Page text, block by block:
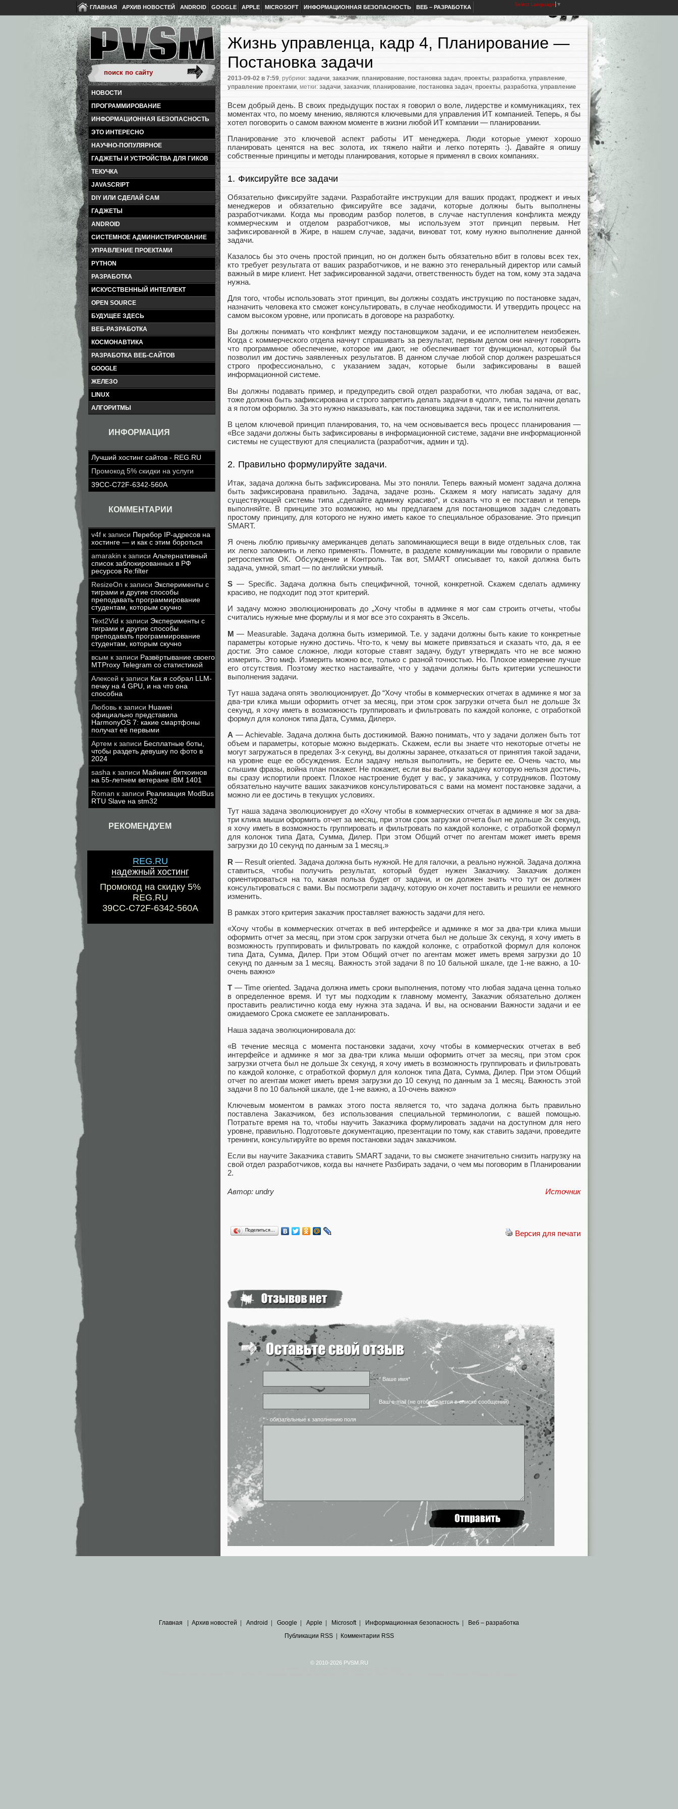
ГЛАВНАЯ АРХИВ НОВОСТЕЙ ANDROID GOOGLE APPLE MICROSOFT ИНФОРМАЦИОННАЯ БЕЗОПАСНОСТЬ ВЕБ – РАЗРАБОТКА Select Language ▼
НОВОСТИ
ПРОГРАММИРОВАНИЕ
ИНФОРМАЦИОННАЯ БЕЗОПАСНОСТЬ
ЭТО ИНТЕРЕСНО
НАУЧНО-ПОПУЛЯРНОЕ
ГАДЖЕТЫ И УСТРОЙСТВА ДЛЯ ГИКОВ
ТЕКУЧКА
JAVASCRIPT
DIY ИЛИ СДЕЛАЙ САМ
ГАДЖЕТЫ
ANDROID
СИСТЕМНОЕ АДМИНИСТРИРОВАНИЕ
УПРАВЛЕНИЕ ПРОЕКТАМИ
PYTHON
РАЗРАБОТКА
ИСКУССТВЕННЫЙ ИНТЕЛЛЕКТ
OPEN SOURCE
БУДУЩЕЕ ЗДЕСЬ
ВЕБ-РАЗРАБОТКА
КОСМОНАВТИКА
РАЗРАБОТКА ВЕБ-САЙТОВ
GOOGLE
ЖЕЛЕЗО
LINUX
АЛГОРИТМЫ
ИНФОРМАЦИЯ
Лучший хостинг сайтов - REG.RU
Промокод 5% скидки на услуги
39CC-C72F-6342-560A
КОММЕНТАРИИ
v4f к записи Перебор IP-адресов на
хостинге — и как с этим бороться
amarakin к записи Альтернативный
список заблокированных в РФ
ресурсов Re:filter
ResizeOn к записи Эксперименты с
тиграми и другие способы
преподавать программирование
студентам, которым скучно
Text2Vid к записи Эксперименты с
тиграми и другие способы
преподавать программирование
студентам, которым скучно
всым к записи Развёртывание своего
MTProxy Telegram со статистикой
Алексей к записи Как я собрал LLM-
печку на 4 GPU, и на что она
способна
Любовь к записи Huawei
официально представила
HarmonyOS 7: какие смартфоны
получат её первыми
Артем к записи Бесплатные боты,
чтобы раздеть девушку по фото в
2024
sasha к записи Майнинг биткоинов
на 55-летнем ветеране IBM 1401
Roman к записи Реализация ModBus
RTU Slave на stm32
РЕКОМЕНДУЕМ
REG.RU
надежный хостинг
Промокод на скидку 5%
REG.RU
39CC-C72F-6342-560A
Жизнь управленца, кадр 4, Планирование —
Постановка задачи
2013-09-02 в 7:59, рубрики: задачи, заказчик, планирование, постановка задач, проекты, разработка, управление,
управление проектами, метки: задачи, заказчик, планирование, постановка задач, проекты, разработка, управление
Всем добрый день. В своих предыдущих постах я говорил о воле, лидерстве и коммуникациях, тех
моментах что, по моему мнению, являются ключевыми для управления ИТ компанией. Теперь, я бы
хотел поговорить о самом важном моменте в жизни любой ИТ компании — планировании.
Планирование это ключевой аспект работы ИТ менеджера. Люди которые умеют хорошо
планировать ценятся на вес золота, их тяжело найти и легко потерять :). Давайте я опишу
собственные принципы и методы планирования, которые я применял в своих компаниях.
1. Фиксируйте все задачи
Обязательно фиксируйте задачи. Разработайте инструкции для ваших продакт, проджект и иных
менеджеров и обязательно фиксируйте все задачи, которые должны быть выполнены
разработчиками. Когда мы проводим разбор полетов, в случае наступления конфликта между
коммерческим и отделом разработчиков, мы используем этот принцип первым. Нет
зафиксированной в Жире, в нашем случае, задачи, виноват тот, кому нужно выполнение данной
задачи.
Казалось бы это очень простой принцип, но он должен быть обязательно вбит в головы всех тех,
кто требует результата от ваших разработчиков, и не важно это генеральный директор или самый
важный в мире клиент. Нет зафиксированной задачи, ответственность будет на том, кому эта задача
нужна.
Для того, чтобы использовать этот принцип, вы должны создать инструкцию по постановке задач,
назначить человека кто сможет консультировать, в случае необходимости. И утвердить процесс на
самом высоком уровне, или прописать в договоре на разработку.
Вы должны понимать что конфликт между постановщиком задачи, и ее исполнителем неизбежен.
Когда с коммерческого отдела начнут спрашивать за результат, первым делом они начнут говорить
что программное обеспечение, которое им дают, не обеспечивает тот функционал, который бы
позволил им достичь заявленных результатов. В данном случае любой спор должен разрешаться
строго профессионально, с указанием задач, которые были зафиксированы в вашей
информационной системе.
Вы должны подавать пример, и предупредить свой отдел разработки, что любая задача, от вас,
тоже должна быть зафиксирована и строго запретить делать задачи в «долг», типа, ты начни делать
а я потом оформлю. За это нужно наказывать, как постановщика задачи, так и ее исполнителя.
В целом ключевой принцип планирования, то, на чем основывается весь процесс планирования —
«Все задачи должны быть зафиксированы в информационной системе, задачи вне информационной
системы не существуют для специалиста (разработчик, админ и тд).
2. Правильно формулируйте задачи.
Итак, задача должна быть зафиксирована. Мы это поняли. Теперь важный момент задача должна
быть зафиксирована правильно. Задача, задаче рознь. Скажем я могу написать задачу для
существующей системы типа „сделайте админку красиво“, и сказать что я ее поставил и теперь
выполняйте. В принципе это возможно, но мы предлагаем для постановщиков задач следовать
простому принципу, для которого не нужно иметь какое то специальное образование. Это принцип
SMART.
Я очень люблю привычку американцев делать запоминающиеся вещи в виде отдельных слов, так
их легко запомнить и легко применять. Помните, в разделе коммуникации мы говорили о правиле
ретроспектив ОК. Обсуждение и Контроль. Так вот, SMART описывает то, какой должна быть
задача, умной, smart — по английски умный.
S — Specific. Задача должна быть специфичной, точной, конкретной. Скажем сделать админку
красиво, не подходит под этот критерий.
И задачу можно эволюционировать до „Хочу чтобы в админке я мог сам строить отчеты, чтобы
считались нужные мне формулы и я мог все это сохранять в Эксель.
M — Measurable. Задача должна быть измеримой. Т.е. у задачи должны быть какие то конкретные
параметры которые нужно достичь. Что-то, к чему вы можете привязаться и сказать что, да, я ее
достиг. Это самое сложное, люди которые ставят задачу, будут утверждать что не все можно
измерить. Это миф. Измерить можно все, только с разной точностью. Но. Плохое измерение лучше
его отсутствия. Поэтому жестко настаивайте, что у задачи должны быть критерии успешности
выполнения задачи.
Тут наша задача опять эволюционирует. До “Хочу чтобы в коммерческих отчетах в админке я мог за
два-три клика мыши оформить отчет за месяц, при этом срок загрузки отчета был не дольше 3х
секунд, я хочу иметь в возможность группировать и фильтровать по каждой колонке, с отработкой
формул для колонок типа Дата, Сумма, Дилер».
A — Achievable. Задача должна быть достижимой. Важно понимать, что у задачи должен быть тот
объем и параметры, которые можно выдержать. Скажем, если вы знаете что некоторые отчеты не
могут загружаться в пределах 3-х секунд, вы должны заранее, отказаться от принятия такой задачи,
на уровне еще ее обсуждения. Если задачу нельзя выполнить, не берите ее. Очень часто, мы
слышим фразы, война план покажет. Не покажет, если вы выбрали задачу которую нельзя достичь,
вы сразу испортили проект. Плохое настроение будет у вас, у заказчика, у сотрудников. Поэтому
обязательно научите ваших заказчиков консультироваться с вами на момент постановке задачи, а
можно ли ее достичь в текущих условиях.
Тут наша задача эволюционирует до «Хочу чтобы в коммерческих отчетах в админке я мог за два-
три клика мыши оформить отчет за месяц, при этом срок загрузки отчета был не дольше 3х секунд,
я хочу иметь в возможность группировать и фильтровать по каждой колонке, с отработкой формул
для колонок типа Дата, Сумма, Дилер. При этом Общий отчет по агентам может иметь время
загрузки до 10 секунд по данным за 1 месяц.»
R — Result oriented. Задача должна быть нужной. Не для галочки, а реально нужной. Задача должна
ставиться, чтобы получить результат, который будет нужен Заказчику. Заказчик должен
ориентироваться на то, какая польза будет от задачи, и он должен знать что тут он должен
консультироваться с вами. Вы посмотрели задачу, которую он хочет поставить и решили ее немного
изменить.
В рамках этого критерия заказчик проставляет важность задачи для него.
«Хочу чтобы в коммерческих отчетах в веб интерфейсе и админке я мог за два-три клика мыши
оформить отчет за месяц, при этом срок загрузки отчета был не дольше 3х секунд, я хочу иметь в
возможность группировать и фильтровать по каждой колонке, с отработкой формул для колонок
типа Дата, Сумма, Дилер. При этом Общий отчет по агентам может иметь время загрузки до 10
секунд по данным за 1 месяц. Важность этой задачи 8 по 10 бальной шкале, где 1-не важно, а 10-
очень важно»
T — Time oriented. Задача должна иметь сроки выполнения, потому что любая задача ценна только
в определенное время. И тут мы подходим к главному моменту, Заказчик обязательно должен
проставить реалистично когда ему нужна эта задача. И вы, на основании Важности задачи и ее
ожидаемого Срока сможете ее запланировать.
Наша задача эволюционировала до:
«В течение месяца с момента постановки задачи, хочу чтобы в коммерческих отчетах в веб
интерфейсе и админке я мог за два-три клика мыши оформить отчет за месяц, при этом срок
загрузки отчета был не дольше 3х секунд, я хочу иметь в возможность группировать и фильтровать
по каждой колонке, с отработкой формул для колонок типа Дата, Сумма, Дилер. При этом Общий
отчет по агентам может иметь время загрузки до 10 секунд по данным за 1 месяц. Важность этой
задачи 8 по 10 бальной шкале, где 1-не важно, а 10-очень важно»
Ключевым моментом в рамках этого поста является то, что задача должна быть правильно
поставлена Заказчиком, без использования специальной терминологии, с вашей помощью.
Потратьте время на то, чтобы научить Заказчика формулировать задачи на доступном для него
уровне, правильно. Подготовьте документацию, презентации по тому, как ставить задачи, проведите
тренинги, консультируйте во время постановки задач заказчиком.
Если вы научите Заказчика ставить SMART задачи, то вы сможете значительно снизить нагрузку на
свой отдел разработчиков, когда вы начнете Разбирать задачи, о чем мы поговорим в Планировании
2.
Автор: undry Источник
Версия для печати
Поделиться…
* Ваше имя*
Ваш e-mail (не отображается в списке сообщений)
* - обязательные к заполнению поля
Главная | Архив новостей | Android | Google | Apple | Microsoft| Информационная безопасность | Веб – разработка
Публикации RSS| Комментарии RSS
© 2010-2026 PVSM.RU